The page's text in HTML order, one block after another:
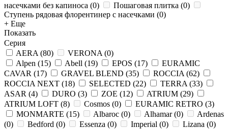
насечками без капиноса (0) Пошаговая плитка (0)
Ступень рядовая флорентинер с насечками (0)
+ Еще
Показать
Серия
AERA (80) VERONA (0)
Alpen (15) Abell (19) EPOS (17)
EURAMIC
CAVAR (17) GRAVEL BLEND (35) ROCCIA (62)
ROCCIA NEXT (18) SELECTED (22) TERRA (33)
ASAR (4) DURO (3) ZOE (12) ATRIUM (29)
ATRIUM LOFT (8) Cosmos (0) EURAMIC RETRO (3)
MONMARTE (15) Albaroc (0) Alhamar(0)
Ardenas
(0) Bedford (0) Essenza (0) Imperial (0) Lizana (0)